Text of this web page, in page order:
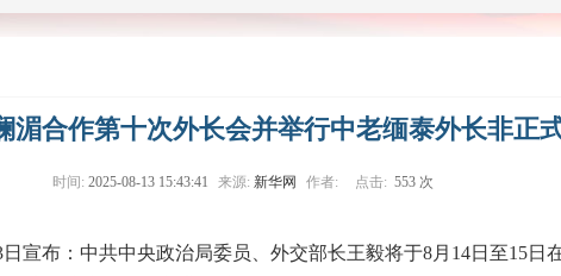
湄合作第十次外长会并举行中老缅泰外长非正
时间: 2025-08-13 15:43:41 来源: 新华网 作者: 点击: 553 次
宣布：中共中央政治局委员、外交部长王毅将于8月14日至15